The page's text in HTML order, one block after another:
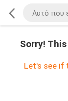
Sorry!
Let's see if